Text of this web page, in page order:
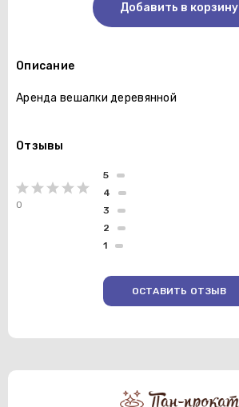
Добавить в корзину
Описание
Аренда вешалки деревянной
Отзывы
0
1
2
3
4
5
ОСТАВИТЬ ОТЗЫВ